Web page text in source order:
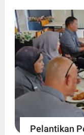
Pelantikan